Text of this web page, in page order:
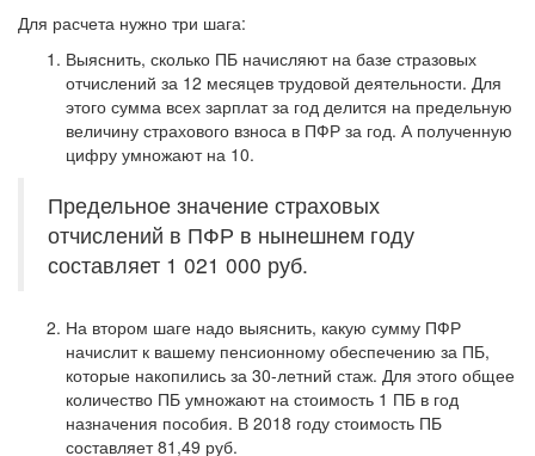
Для расчета нужно три шага:
Выяснить, сколько ПБ начисляют на базе стразовых
отчислений за 12 месяцев трудовой деятельности. Для
этого сумма всех зарплат за год делится на предельную
величину страхового взноса в ПФР за год. А полученную
цифру умножают на 10.
Предельное значение страховых
отчислений в ПФР в нынешнем году
составляет 1 021 000 руб.
На втором шаге надо выяснить, какую сумму ПФР
начислит к вашему пенсионному обеспечению за ПБ,
которые накопились за 30-летний стаж. Для этого общее
количество ПБ умножают на стоимость 1 ПБ в год
назначения пособия. В 2018 году стоимость ПБ
составляет 81,49 руб.